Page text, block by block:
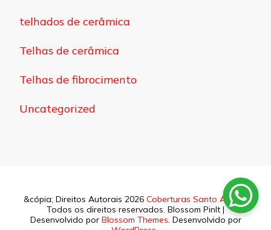
telhados de cerâmica
Telhas de cerâmica
Telhas de fibrocimento
Uncategorized
&cópia; Direitos Autorais 2026 Coberturas Santo Amaro.
Todos os direitos reservados. Blossom PinIt |
Desenvolvido por Blossom Themes. Desenvolvido por